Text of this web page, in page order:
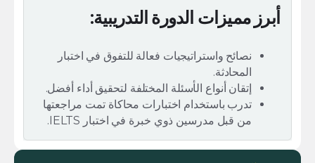
أبرز مميزات الدورة التدريبية:
نصائح واستراتيجيات فعالة للتفوق في اختبار
المحادثة.
إتقان أنواع الأسئلة المختلفة لتحقيق أداء أفضل.
تدرب باستخدام اختبارات محاكاة تمت مراجعتها
من قبل مدرسين ذوي خبرة في اختبار IELTS.